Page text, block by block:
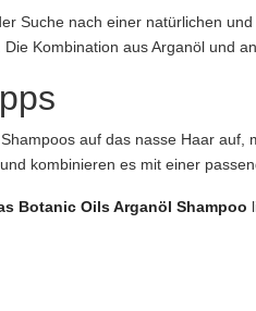
keine Haftung übernommen. Bitte prüfen
Suche nach einer natürlichen
Kombination aus Arganöl und
auf das nasse Haar
kombinieren es mit einer
Botanic Oils Arganöl Shampoo